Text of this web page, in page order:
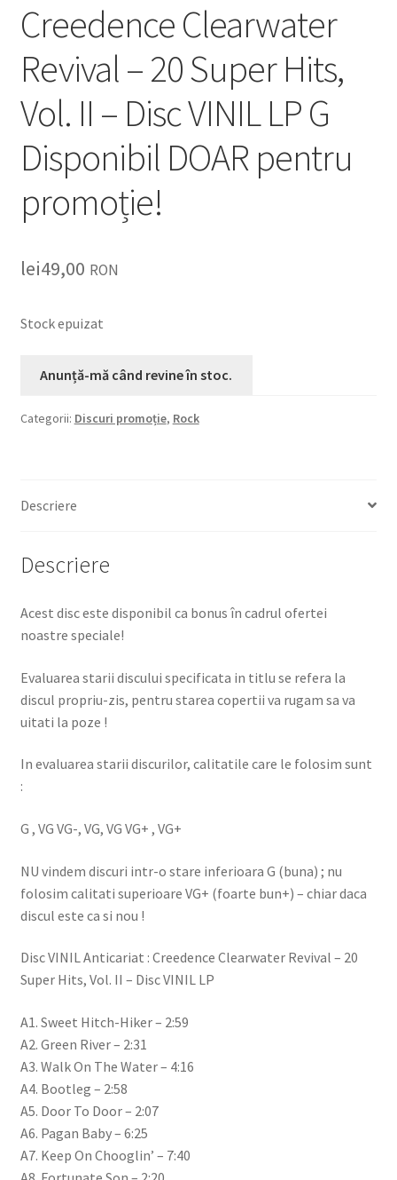
Creedence Clearwater
Revival – 20 Super Hits,
Vol. II – Disc VINIL LP G
Disponibil DOAR pentru
promoție!
lei49,00 RON
Stock epuizat
Categorii: Discuri promoție, Rock
Descriere
Descriere
Acest disc este disponibil ca bonus în cadrul ofertei
noastre speciale!
Evaluarea starii discului specificata in titlu se refera la
discul propriu-zis, pentru starea copertii va rugam sa va
uitati la poze !
In evaluarea starii discurilor, calitatile care le folosim sunt
:
G , VG VG-, VG, VG VG+ , VG+
NU vindem discuri intr-o stare inferioara G (buna) ; nu
folosim calitati superioare VG+ (foarte bun+) – chiar daca
discul este ca si nou !
Disc VINIL Anticariat : Creedence Clearwater Revival – 20
Super Hits, Vol. II – Disc VINIL LP
A1. Sweet Hitch-Hiker – 2:59
A2. Green River – 2:31
A3. Walk On The Water – 4:16
A4. Bootleg – 2:58
A5. Door To Door – 2:07
A6. Pagan Baby – 6:25
A7. Keep On Chooglin’ – 7:40